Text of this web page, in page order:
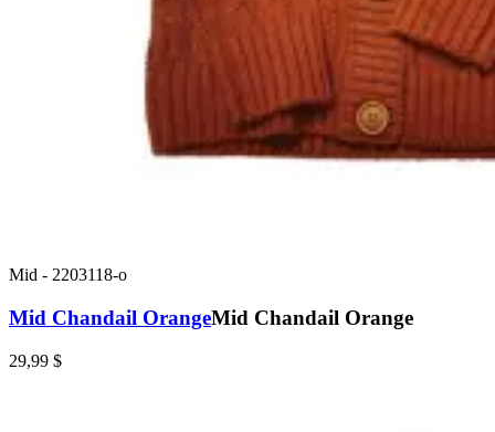
Mid - 2203118-o
Mid Chandail OrangeMid Chandail Orange
29,99 $